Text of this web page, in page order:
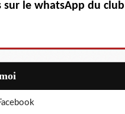
sur le whatsApp du club